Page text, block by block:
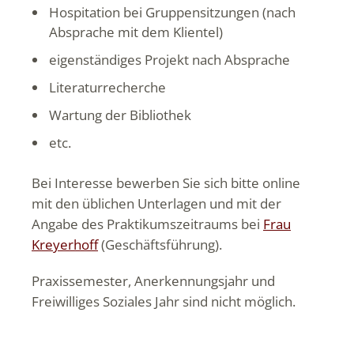
Hospitation bei Gruppensitzungen (nach
Absprache mit dem Klientel)
eigenständiges Projekt nach Absprache
Literaturrecherche
Wartung der Bibliothek
etc.
Bei Interesse bewerben Sie sich bitte online
mit den üblichen Unterlagen und mit der
Angabe des Praktikumszeitraums bei Frau
Kreyerhoff(Geschäftsführung).
Praxissemester, Anerkennungsjahr und
Freiwilliges Soziales Jahr sind nicht möglich.